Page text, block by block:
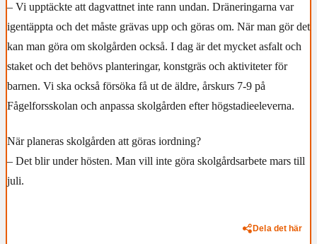
– Vi upptäckte att dagvattnet inte rann undan. Dräneringarna var
igentäppta och det måste grävas upp och göras om. När man gör det
kan man göra om skolgården också. I dag är det mycket asfalt och
staket och det behövs planteringar, konstgräs och aktiviteter för
barnen. Vi ska också försöka få ut de äldre, årskurs 7-9 på
Fågelforsskolan och anpassa skolgården efter högstadieeleverna.
När planeras skolgården att göras iordning?
– Det blir under hösten. Man vill inte göra skolgårdsarbete mars till
juli.
Dela det här